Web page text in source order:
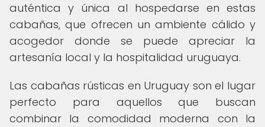
auténtica y única al hospedarse en estas
cabañas, que ofrecen un ambiente cálido y
acogedor donde se puede apreciar la
artesanía local y la hospitalidad uruguaya.
Las cabañas rústicas en Uruguay son el lugar
perfecto para aquellos que buscan
combinar la comodidad moderna con la